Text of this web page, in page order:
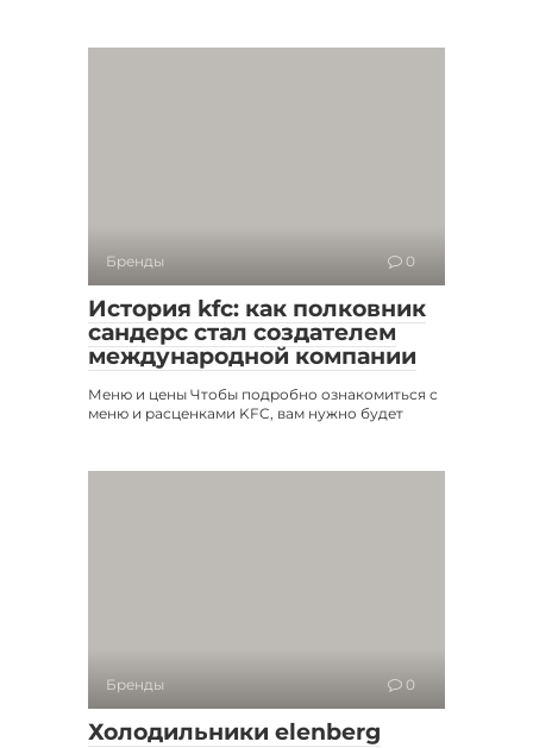
Бренды 0
История kfc: как полковник
сандерс стал создателем
международной компании
Меню и цены Чтобы подробно ознакомиться с
меню и расценками KFC, вам нужно будет
Бренды 0
Холодильники elenberg